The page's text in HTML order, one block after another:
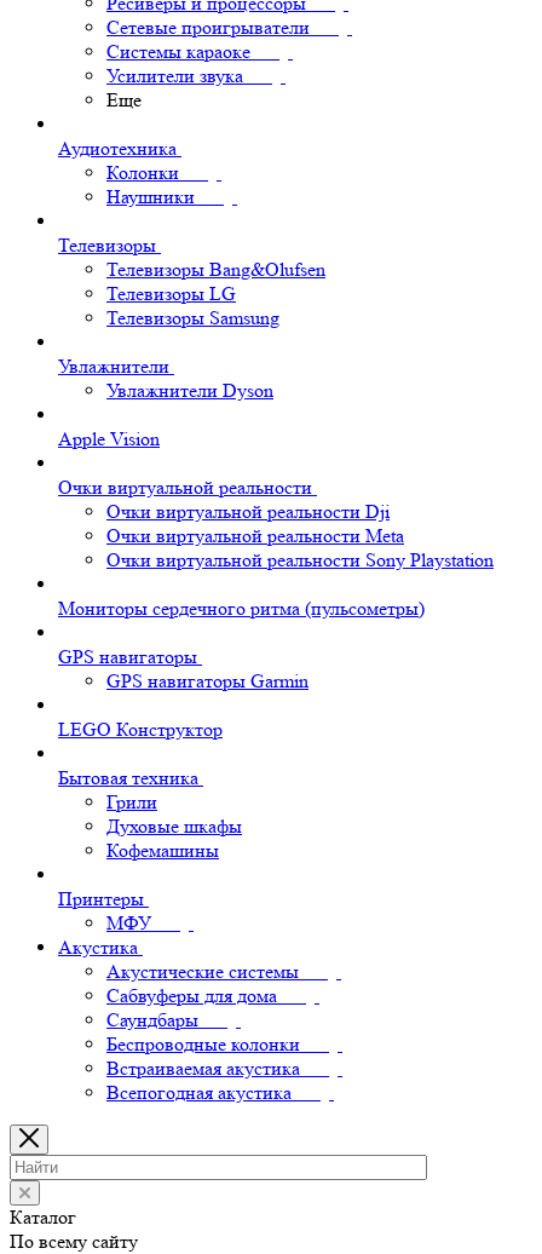
Сетевые проигрыватели
Системы караоке
Усилители звука
Еще
Аудиотехника
Колонки
Наушники
Телевизоры
Телевизоры Bang&Olufsen
Телевизоры LG
Телевизоры Samsung
Увлажнители
Увлажнители Dyson
Apple Vision
Очки виртуальной реальности
Очки виртуальной реальности Dji
Очки виртуальной реальности Meta
Очки виртуальной реальности Sony Playstation
Мониторы сердечного ритма (пульсометры)
GPS навигаторы
GPS навигаторы Garmin
LEGO Конструктор
Бытовая техника
Грили
Духовые шкафы
Кофемашины
Принтеры
МФУ
Акустика
Акустические системы
Сабвуферы для дома
Саундбары
Беспроводные колонки
Встраиваемая акустика
Всепогодная акустика
Каталог
По всему сайту